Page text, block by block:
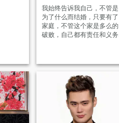
我始终告诉我自己，不管是
为了什么而结婚，只要有了
家庭，不管这个家是多么的
破败，自己都有责任和义务